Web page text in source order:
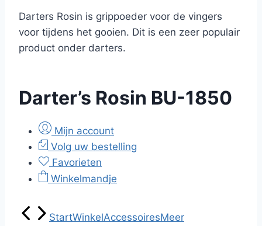
Darters Rosin is grippoeder voor de vingers
voor tijdens het gooien. Dit is een zeer populair
product onder darters.
Darter’s Rosin BU-1850
Mijn account
Volg uw bestelling
Favorieten
Winkelmandje
StartWinkelAccessoiresMeer